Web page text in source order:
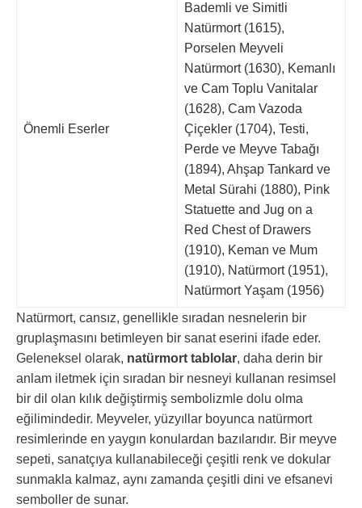
Önemli Eserler
Bademli ve Simitli
Natürmort (1615),
Porselen Meyveli
Natürmort (1630), Kemanlı
ve Cam Toplu Vanitalar
(1628), Cam Vazoda
Çiçekler (1704), Testi,
Perde ve Meyve Tabağı
(1894), Ahşap Tankard ve
Metal Sürahi (1880), Pink
Statuette and Jug on a
Red Chest of Drawers
(1910), Keman ve Mum
(1910), Natürmort (1951),
Natürmort Yaşam (1956)
Natürmort, cansız, genellikle sıradan nesnelerin bir
gruplaşmasını betimleyen bir sanat eserini ifade eder.
Geleneksel olarak, natürmort tablolar, daha derin bir
anlam iletmek için sıradan bir nesneyi kullanan resimsel
bir dil olan kılık değiştirmiş sembolizmle dolu olma
eğilimindedir. Meyveler, yüzyıllar boyunca natürmort
resimlerinde en yaygın konulardan bazılarıdır. Bir meyve
sepeti, sanatçıya kullanabileceği çeşitli renk ve dokular
sunmakla kalmaz, aynı zamanda çeşitli dini ve efsanevi
semboller de sunar.